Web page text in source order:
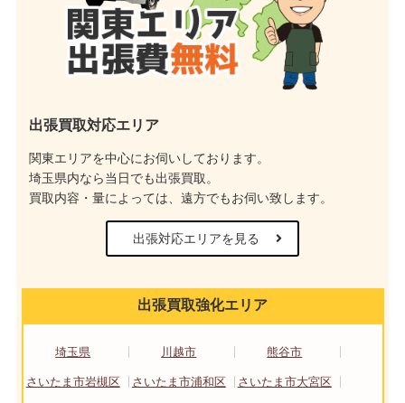
出張買取対応エリア
関東エリアを中心にお伺いしております。
埼玉県内なら当日でも出張買取。
買取内容・量によっては、遠方でもお伺い致します。
出張対応エリアを見る
出張買取強化エリア
埼玉県 川越市 熊谷市
さいたま市岩槻区 さいたま市浦和区 さいたま市大宮区